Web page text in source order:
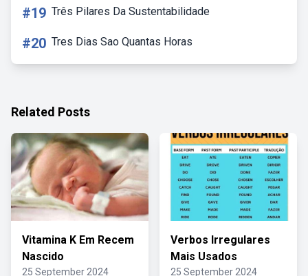
#19 Três Pilares Da Sustentabilidade
#20 Tres Dias Sao Quantas Horas
Related Posts
Vitamina K Em Recem
Nascido
25 September 2024
Verbos Irregulares
Mais Usados
25 September 2024